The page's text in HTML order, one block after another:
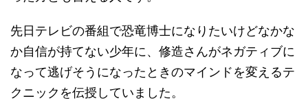
先日テレビの番組で恐竜博士になりたいけどなかな
か自信が持てない少年に、修造さんがネガティブに
なって逃げそうになったときのマインドを変えるテ
クニックを伝授していました。